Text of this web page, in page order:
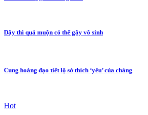
Dậy thì quá muộn có thể gây vô sinh
Cung hoàng đạo tiết lộ sở thích ‘yêu’ của chàng
Hot